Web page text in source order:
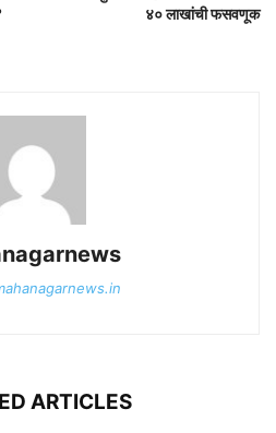
४० लाखांची फसवणूक
ARTICLES